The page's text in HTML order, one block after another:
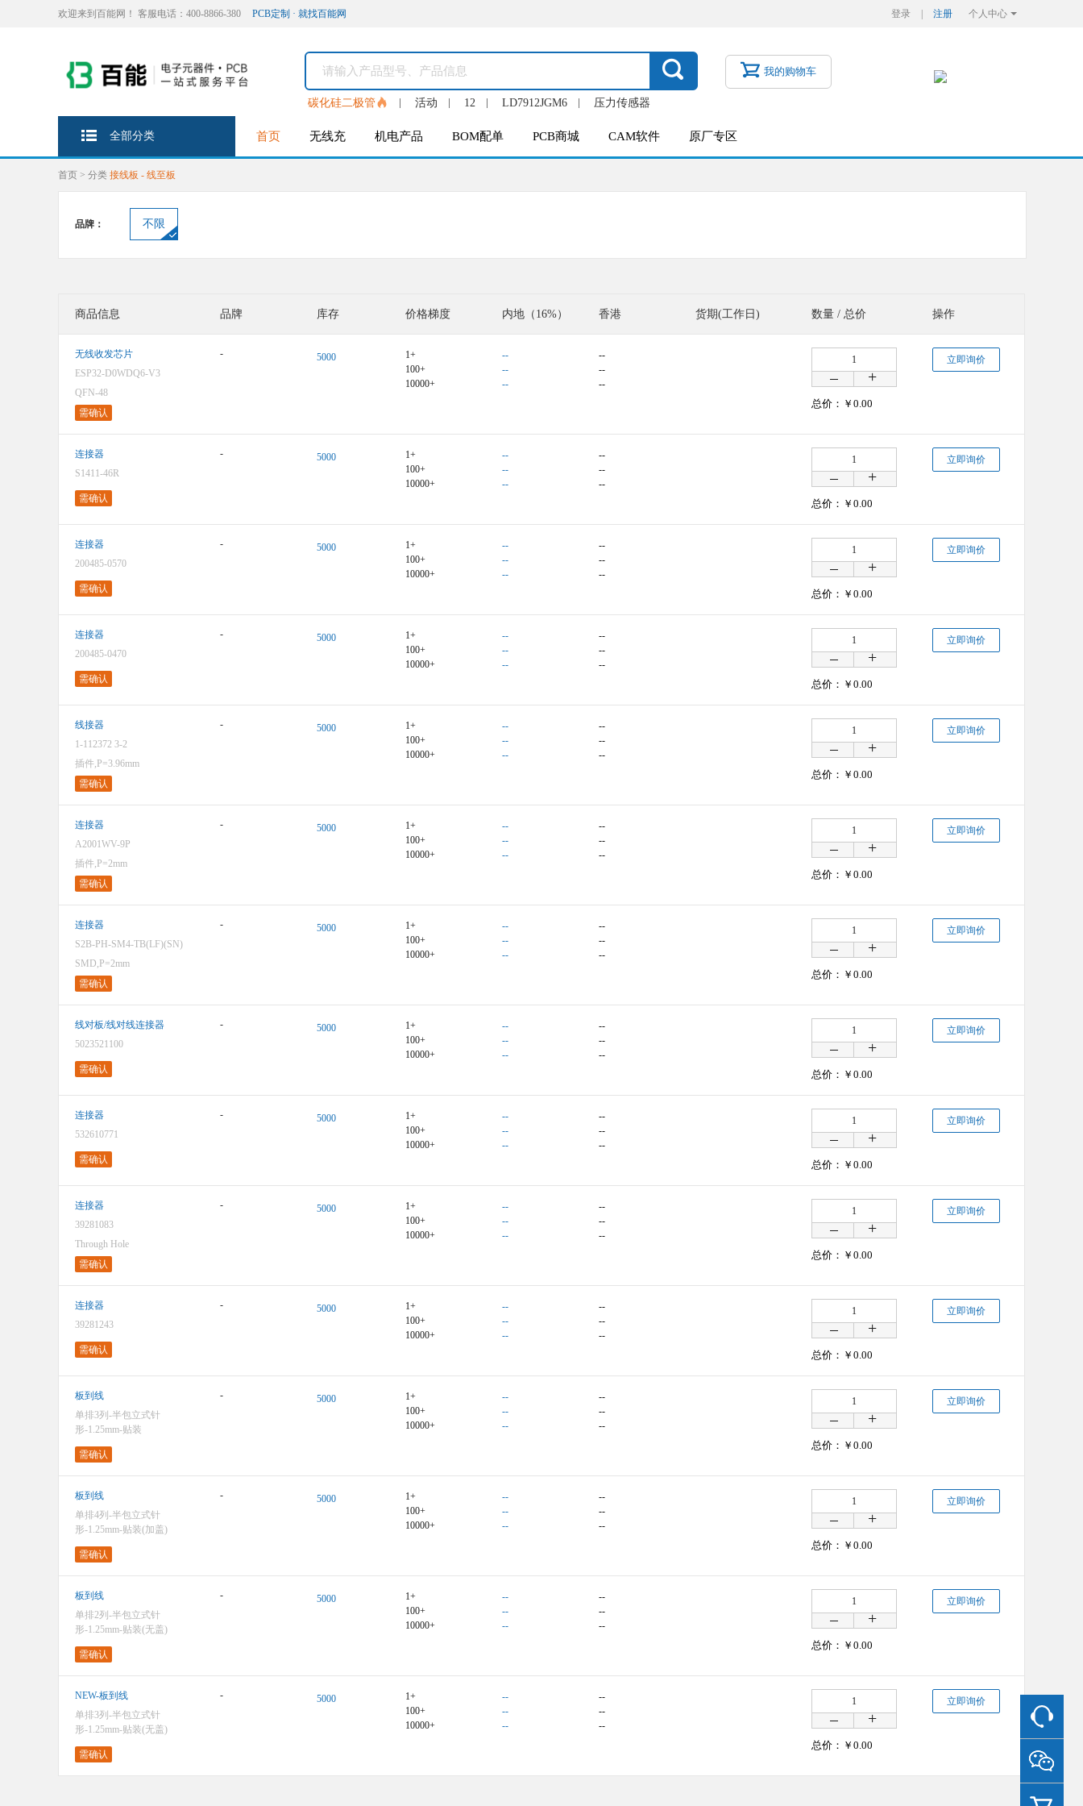
欢迎来到百能网！ 客服电话：400-8866-380 PCB定制 · 就找百能网 个人中心
登录 注册
碳化硅二极管 活动 12 LD7912JGM6 压力传感器
我的购物车
全部分类 首页 无线充 机电产品 BOM配单 PCB商城 CAM软件 原厂专区
首页 > 分类 接线板 - 线至板
品牌： 不限
商品信息 品牌 库存 价格梯度 内地（16%） 香港 货期(工作日) 数量 / 总价 操作
无线收发芯片
ESP32-D0WDQ6-V3
QFN-48
需确认
- 5000
1+
100+
10000+
--
--
--
--
--
--
总价：￥ 0.00
立即询价
连接器
S1411-46R
需确认
- 5000
1+
100+
10000+
--
--
--
--
--
--
总价：￥ 0.00
立即询价
连接器
200485-0570
需确认
- 5000
1+
100+
10000+
--
--
--
--
--
--
总价：￥ 0.00
立即询价
连接器
200485-0470
需确认
- 5000
1+
100+
10000+
--
--
--
--
--
--
总价：￥ 0.00
立即询价
线接器
1-112372 3-2
插件,P=3.96mm
需确认
- 5000
1+
100+
10000+
--
--
--
--
--
--
总价：￥ 0.00
立即询价
连接器
A2001WV-9P
插件,P=2mm
需确认
- 5000
1+
100+
10000+
--
--
--
--
--
--
总价：￥ 0.00
立即询价
连接器
S2B-PH-SM4-TB(LF)(SN)
SMD,P=2mm
需确认
- 5000
1+
100+
10000+
--
--
--
--
--
--
总价：￥ 0.00
立即询价
线对板/线对线连接器
5023521100
需确认
- 5000
1+
100+
10000+
--
--
--
--
--
--
总价：￥ 0.00
立即询价
连接器
532610771
需确认
- 5000
1+
100+
10000+
--
--
--
--
--
--
总价：￥ 0.00
立即询价
连接器
39281083
Through Hole
需确认
- 5000
1+
100+
10000+
--
--
--
--
--
--
总价：￥ 0.00
立即询价
连接器
39281243
需确认
- 5000
1+
100+
10000+
--
--
--
--
--
--
总价：￥ 0.00
立即询价
板到线
单排3列-半包立式针
形-1.25mm-贴装
需确认
- 5000
1+
100+
10000+
--
--
--
--
--
--
总价：￥ 0.00
立即询价
板到线
单排4列-半包立式针
形-1.25mm-贴装(加盖)
需确认
- 5000
1+
100+
10000+
--
--
--
--
--
--
总价：￥ 0.00
立即询价
板到线
单排2列-半包立式针
形-1.25mm-贴装(无盖)
需确认
- 5000
1+
100+
10000+
--
--
--
--
--
--
总价：￥ 0.00
立即询价
NEW-板到线
单排3列-半包立式针
形-1.25mm-贴装(无盖)
需确认
- 5000
1+
100+
10000+
--
--
--
--
--
--
总价：￥ 0.00
立即询价